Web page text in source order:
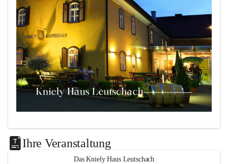
in unserem wunderschönen Leutschach an der Weinstraße!
Unsere Highlights:
Ihre Veranstaltung
Das Kniely Haus Leutschach